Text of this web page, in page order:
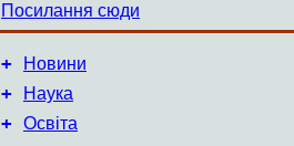
Посилання сюди
+ Новини
+ Наука
+ Освіта